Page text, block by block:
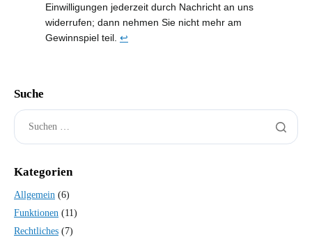
Einwilligungen jederzeit durch Nachricht an uns
widerrufen; dann nehmen Sie nicht mehr am
Gewinnspiel teil. ↩︎
Suche
Kategorien
Allgemein (6)
Funktionen (11)
Rechtliches (7)